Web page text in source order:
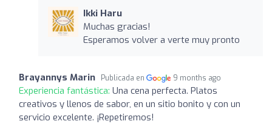
Ikki Haru
Muchas gracias!
Esperamos volver a verte muy pronto
Brayannys Marin Publicada en 9 months ago
Experiencia fantástica: Una cena perfecta. Platos
creativos y llenos de sabor, en un sitio bonito y con un
servicio excelente. ¡Repetiremos!